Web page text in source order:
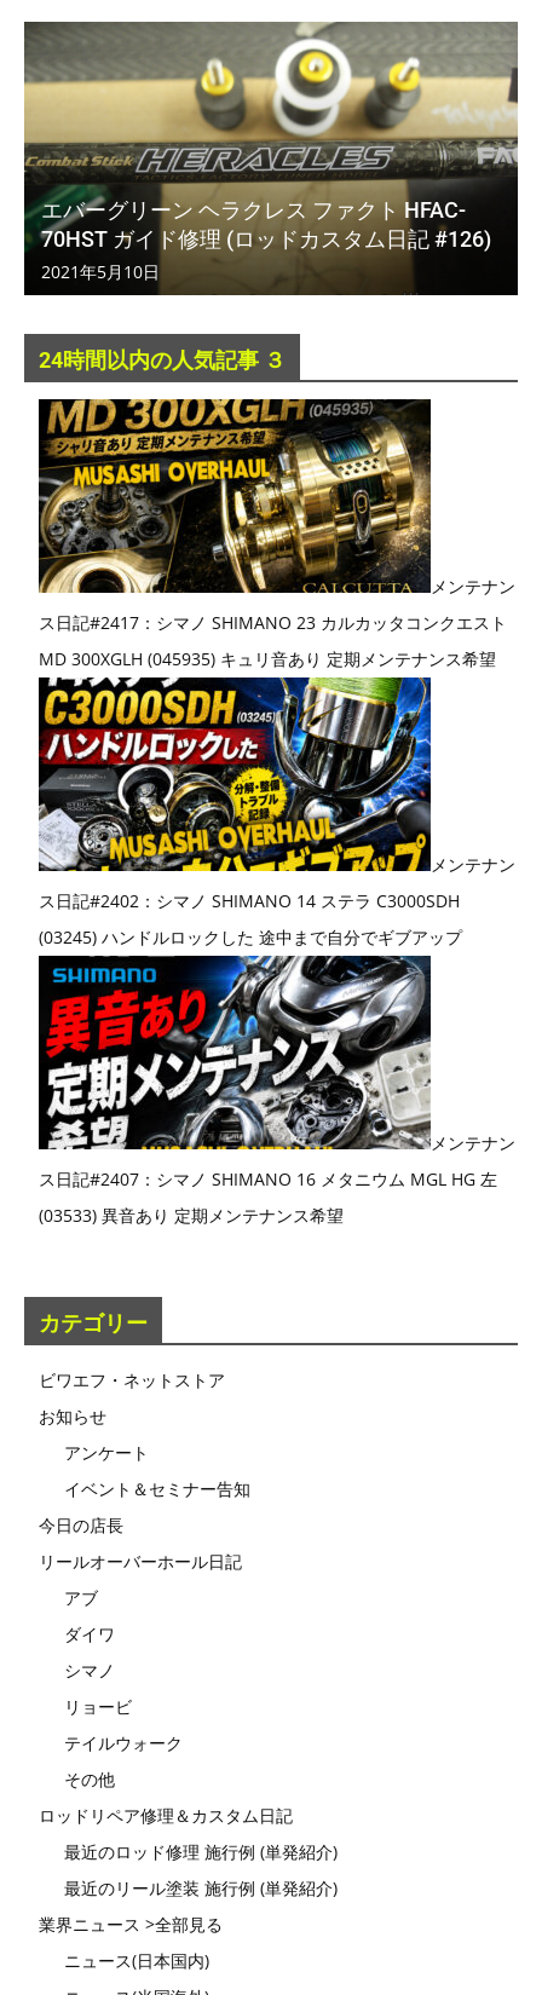
エバーグリーン ヘラクレス ファクト HFAC-
70HST ガイド修理 (ロッドカスタム日記 #126)
2021年5月10日
24時間以内の人気記事 ３
メンテナン
ス日記#2417：シマノ SHIMANO 23 カルカッタコンクエスト
MD 300XGLH (045935) キュリ音あり 定期メンテナンス希望
メンテナン
ス日記#2402：シマノ SHIMANO 14 ステラ C3000SDH
(03245) ハンドルロックした 途中まで自分でギブアップ
メンテナン
ス日記#2407：シマノ SHIMANO 16 メタニウム MGL HG 左
(03533) 異音あり 定期メンテナンス希望
カテゴリー
ビワエフ・ネットストア
お知らせ
アンケート
イベント＆セミナー告知
今日の店長
リールオーバーホール日記
アブ
ダイワ
シマノ
リョービ
テイルウォーク
その他
ロッドリペア修理＆カスタム日記
最近のロッド修理 施行例 (単発紹介)
最近のリール塗装 施行例 (単発紹介)
業界ニュース >全部見る
ニュース(日本国内)